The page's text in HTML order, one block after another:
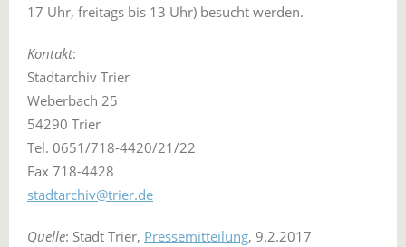
17 Uhr, freitags bis 13 Uhr) besucht werden.
Kontakt:
Stadtarchiv Trier
Weberbach 25
54290 Trier
Tel. 0651/718-4420/21/22
Fax 718-4428
stadtarchiv@trier.de
Quelle: Stadt Trier, Pressemitteilung, 9.2.2017